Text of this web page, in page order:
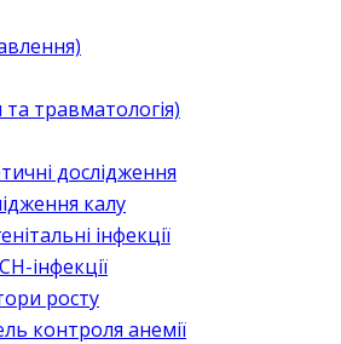
травматологія)
дослідження
калу
інфекції
інфекції
росту
контроля анемії